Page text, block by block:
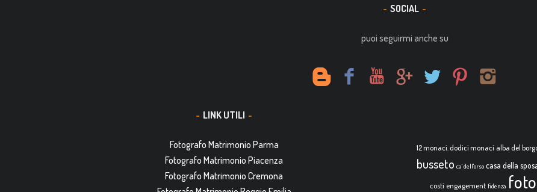
SOCIAL
puoi seguirmi anche su
LINK UTILI
Fotografo Matrimonio Parma
Fotografo Matrimonio Piacenza
Fotografo Matrimonio Cremona
12 monaci. dodici monaci alba del
busseto ca' dell'orso casa della
costi engagement fidenza